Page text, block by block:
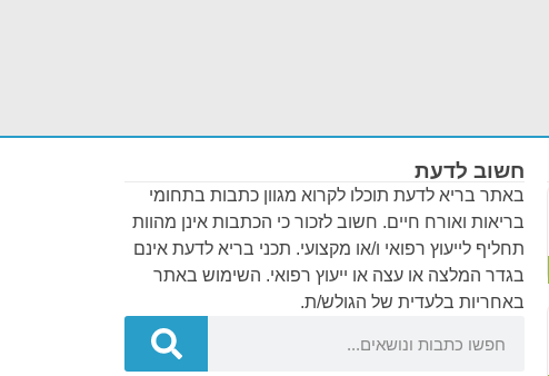
חשוב לדעת
באתר בריא לדעת תוכלו לקרוא מגוון כתבות בתחומי
בריאות ואורח חיים. חשוב לזכור כי הכתבות אינן מהוות
תחליף לייעוץ רפואי ו/או מקצועי. תכני בריא לדעת אינם
בגדר המלצה או עצה או ייעוץ רפואי. השימוש באתר
באחריות בלעדית של הגולש/ת.